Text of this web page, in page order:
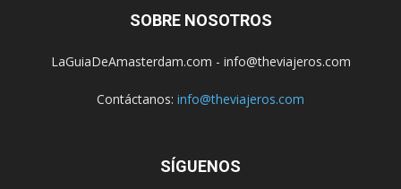
SOBRE NOSOTROS
LaGuiaDeAmasterdam.com - info@theviajeros.com
Contáctanos: info@theviajeros.com
SÍGUENOS